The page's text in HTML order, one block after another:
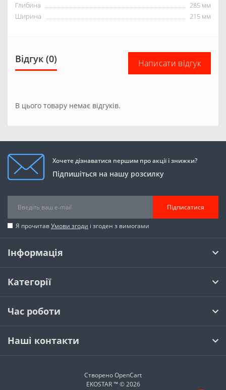
Глибина
285 мм
Ширина
215 мм
Відгук (0) Написати відгук
В цього товару немає відгуків.
Хочете дізнаватися першим про акції і знижки?
Підпишіться на нашу розсилку
Підписатися
Я прочитавУмови згоди і згоден з вимогами
Інформація
Категорії
Час роботи
Наші контакти
СтвореноOpenCart
EKOSTAR ™ © 2026